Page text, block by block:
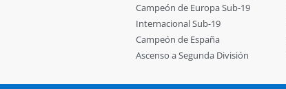
Campeón de Europa Sub-19
Internacional Sub-19
Campeón de España
Ascenso a Segunda División